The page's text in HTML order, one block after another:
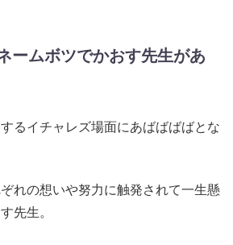
ームボツでかおす先生があ
るイチャレズ場面にあばばばばとな
れの想いや努力に触発されて一生懸
先生。